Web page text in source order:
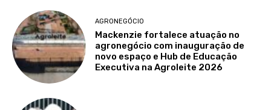
AGRONEGÓCIO
Mackenzie fortalece atuação no
agronegócio com inauguração de
novo espaço e Hub de Educação
Executiva na Agroleite 2026